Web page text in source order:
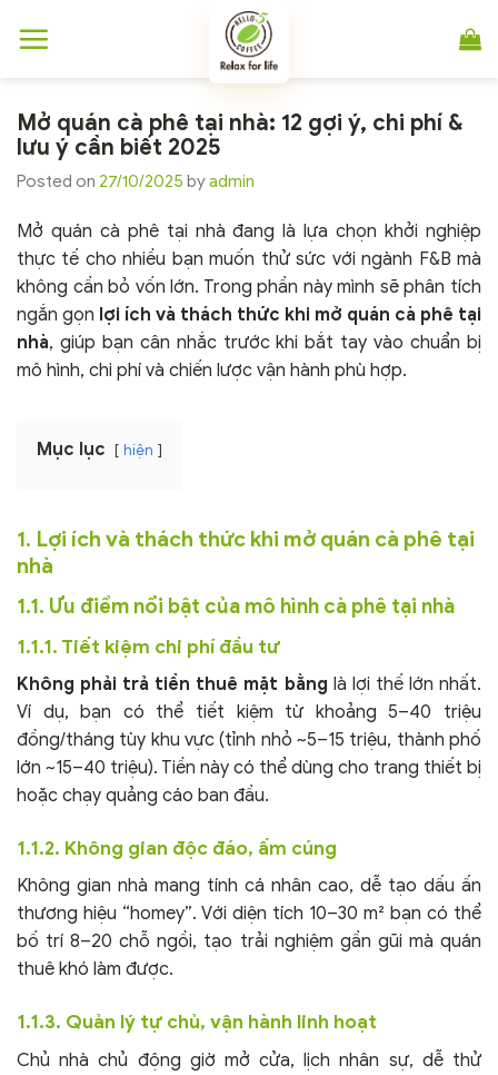
đến
Mở quán cà phê tại nhà: 12 gợi ý, chi phí &
lưu ý cần biết 2025
Posted on 27/10/2025 byadmin
Mở quán cà phê tại nhà đang là lựa chọn khởi nghiệp
thực tế cho nhiều bạn muốn thử sức với ngành F&B mà
không cần bỏ vốn lớn. Trong phần này mình sẽ phân tích
ngắn gọn lợi ích và thách thức khi mở quán cà phê tại
nhà, giúp bạn cân nhắc trước khi bắt tay vào chuẩn bị
mô hình, chi phí và chiến lược vận hành phù hợp.
Mục lục hiện
1. Lợi ích và thách thức khi mở quán cà phê tại
nhà
1.1. Ưu điểm nổi bật của mô hình cà phê tại nhà
1.1.1. Tiết kiệm chi phí đầu tư
Không phải trả tiền thuê mặt bằng là lợi thế lớn nhất.
Ví dụ, bạn có thể tiết kiệm từ khoảng 5–40 triệu
đồng/tháng tùy khu vực (tỉnh nhỏ ~5–15 triệu, thành phố
lớn ~15–40 triệu). Tiền này có thể dùng cho trang thiết bị
hoặc chạy quảng cáo ban đầu.
1.1.2. Không gian độc đáo, ấm cúng
Không gian nhà mang tính cá nhân cao, dễ tạo dấu ấn
thương hiệu “homey”. Với diện tích 10–30 m² bạn có thể
bố trí 8–20 chỗ ngồi, tạo trải nghiệm gần gũi mà quán
thuê khó làm được.
1.1.3. Quản lý tự chủ, vận hành linh hoạt
Chủ nhà chủ động giờ mở cửa, lịch nhân sự, dễ thử